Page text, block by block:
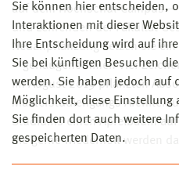
Sie können hier entscheiden,
Interaktionen mit dieser
Ihre Entscheidung wird auf
Sie bei künftigen Besuchen
werden. Sie haben jedoch auf
Möglichkeit, diese Einstellung
Sie finden dort auch weitere
gespeicherten Daten.
auf dem Hochschul-Campus
und Lehrenden der Fakultät
Neuanpflanzung setzen sie
– genaugenommen vier
Im August 2019 pflanzten
Masterstudiengangs
Studiums einen Apfelbaum auf
die gerne wiederholt werden